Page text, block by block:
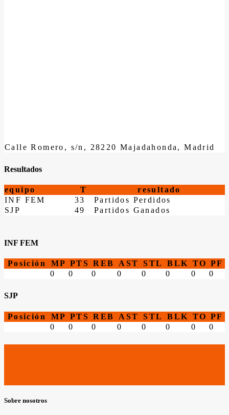
Calle Romero, s/n, 28220 Majadahonda, Madrid
Resultados
equipo T
resultado
INF FEM
33
Partidos Perdidos
SJP
49 Partidos Ganados
INF FEM
Posición MP PTS REB AST STL BLK TO PF
0
0 0 0 0 0 0 0
SJP
Posición MP PTS REB AST STL BLK TO PF
0
0 0 0 0 0 0 0
Sobre nosotros